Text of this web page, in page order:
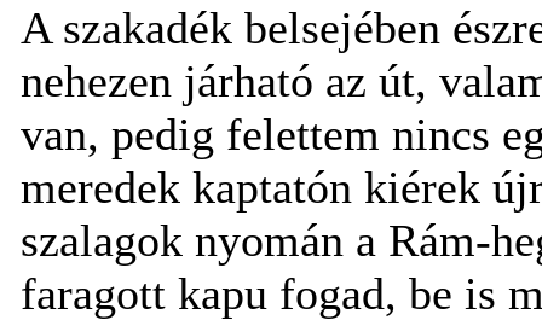
A szakadék belsejében
nehezen járható az út,
van, pedig felettem nincs
meredek kaptatón kiérek
szalagok nyomán a Rám-
faragott kapu fogad, be is